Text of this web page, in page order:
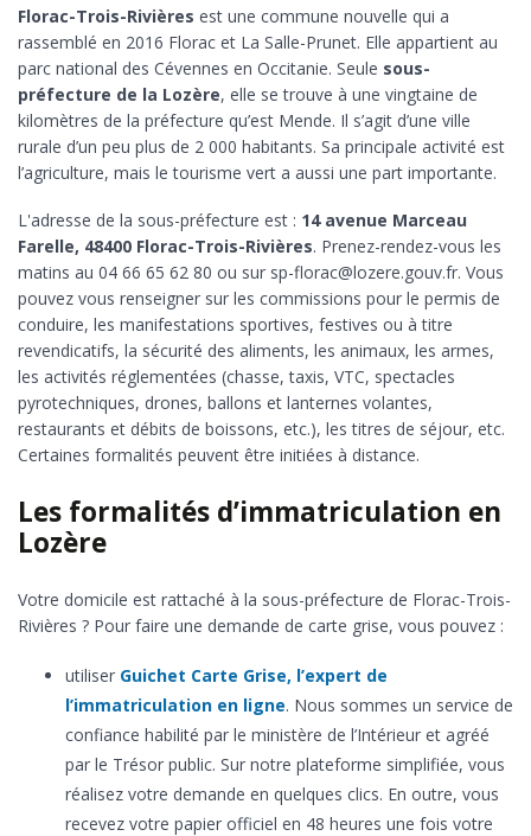
Florac-Trois-Rivières est une commune nouvelle qui a
rassemblé en 2016 Florac et La Salle-Prunet. Elle appartient au
parc national des Cévennes en Occitanie. Seule sous-
préfecture de la Lozère, elle se trouve à une vingtaine de
kilomètres de la préfecture qu’est Mende. Il s’agit d’une ville
rurale d’un peu plus de 2 000 habitants. Sa principale activité est
l’agriculture, mais le tourisme vert a aussi une part importante.
L'adresse de la sous-préfecture est : 14 avenue Marceau
Farelle, 48400 Florac-Trois-Rivières. Prenez-rendez-vous les
matins au 04 66 65 62 80 ou sur sp-florac@lozere.gouv.fr. Vous
pouvez vous renseigner sur les commissions pour le permis de
conduire, les manifestations sportives, festives ou à titre
revendicatifs, la sécurité des aliments, les animaux, les armes,
les activités réglementées (chasse, taxis, VTC, spectacles
pyrotechniques, drones, ballons et lanternes volantes,
restaurants et débits de boissons, etc.), les titres de séjour, etc.
Certaines formalités peuvent être initiées à distance.
Les formalités d’immatriculation en
Lozère
Votre domicile est rattaché à la sous-préfecture de Florac-Trois-
Rivières ? Pour faire une demande de carte grise, vous pouvez :
utiliser Guichet Carte Grise, l’expert de
l’immatriculation en ligne. Nous sommes un service de
confiance habilité par le ministère de l’Intérieur et agréé
par le Trésor public. Sur notre plateforme simplifiée, vous
réalisez votre demande en quelques clics. En outre, vous
recevez votre papier officiel en 48 heures une fois votre